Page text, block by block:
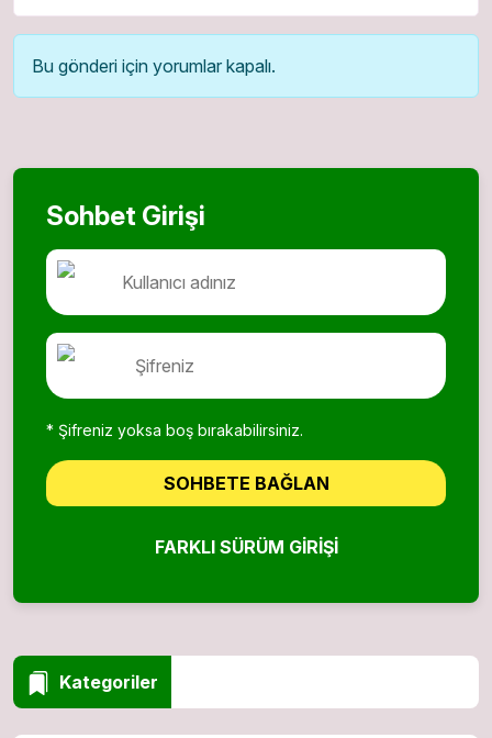
Bu gönderi için yorumlar kapalı.
Sohbet Girişi
* Şifreniz yoksa boş bırakabilirsiniz.
SOHBETE BAĞLAN
FARKLI SÜRÜM GIRIŞI
Kategoriler